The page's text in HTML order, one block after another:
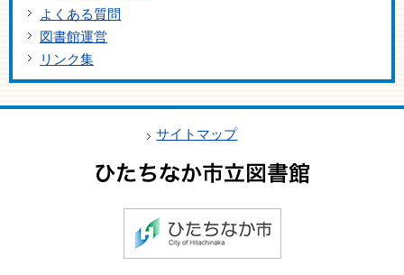
よくある質問
図書館運営
リンク集
サイトマップ